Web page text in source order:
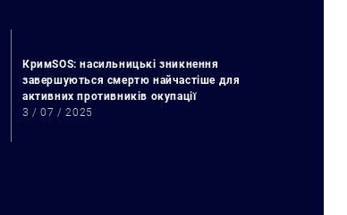
КримSOS: насильницькі зникнення
завершуються смертю найчастіше для
активних противників окупації
3 / 07 / 2025